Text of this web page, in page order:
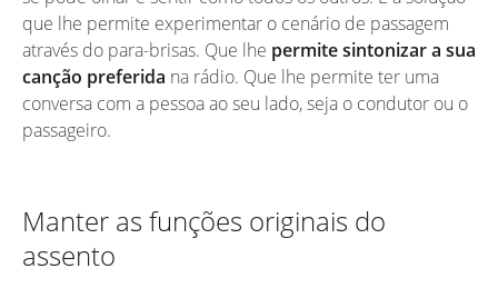
que lhe permite experimentar o cenário de passagem
através do para-brisas. Que lhe permite sintonizar a sua
canção preferida na rádio. Que lhe permite ter uma
conversa com a pessoa ao seu lado, seja o condutor ou o
passageiro.
Manter as funções originais do
assento